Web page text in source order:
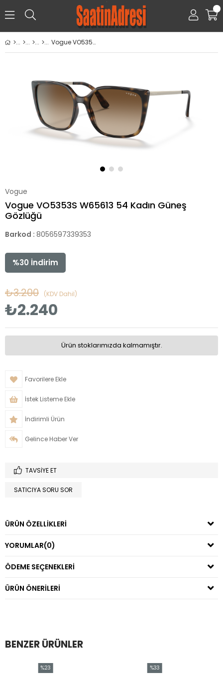
0
Vogue VO5353S W65613 54 Kadın Güneş Gözlüğü
Vogue
Vogue VO5353S W65613 54 Kadın Güneş
Gözlüğü
Barkod : 8056597339353
%30 İndirim
₺3.200 (KDV Dahil)
₺2.240
Ürün stoklarımızda kalmamıştır.
Favorilere Ekle
İstek Listeme Ekle
İndirimli Ürün
Gelince Haber Ver
TAVSIYE ET
SATICIYA SORU SOR
ÜRÜN ÖZELLIKLERI
YORUMLAR(0)
ÖDEME SEÇENEKLERI
ÜRÜN ÖNERILERI
BENZER ÜRÜNLER